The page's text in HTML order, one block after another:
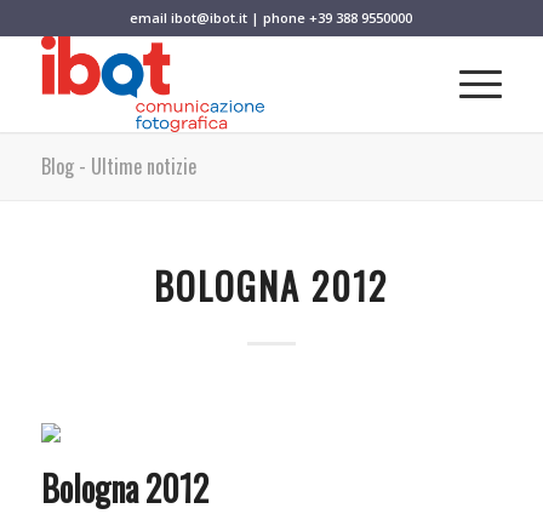
emailibot@ibot.it | phone+39 388 9550000
Blog - Ultime notizie
BOLOGNA 2012
Bologna 2012